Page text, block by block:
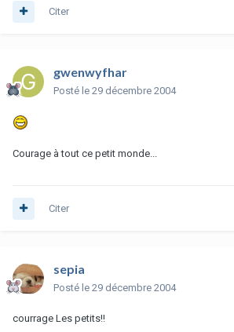
Citer
gwenwyfhar
Posté le 29 décembre 2004
Courage à tout ce petit monde...
Citer
sepia
Posté le 29 décembre 2004
courrage Les petits!!